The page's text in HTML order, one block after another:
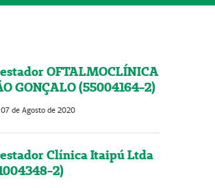
OFTALMOCLÍNICA
GONÇALO (55004164-2)
07 de Agosto de 2020
Clínica Itaipú Ltda
2)